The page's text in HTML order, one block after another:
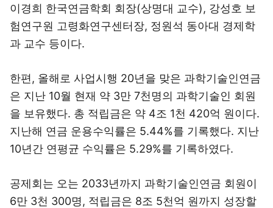
이경희 한국연금학회 회장(상명대 교수), 강성호 보
험연구원 고령화연구센터장, 정원석 동아대 경제학
과 교수 등이다.
한편, 올해로 사업시행 20년을 맞은 과학기술인연금
은 지난 10월 현재 약 3만 7천명의 과학기술인 회원
을 보유했다. 총 적립금은 약 4조 1천 420억 원이다.
지난해 연금 운용수익률은 5.44%를 기록했다. 지난
10년간 연평균 수익률은 5.29%를 기록하였다.
공제회는 오는 2033년까지 과학기술인연금 회원이
6만 3천 300명, 적립금은 8조 5천억 원까지 성장할